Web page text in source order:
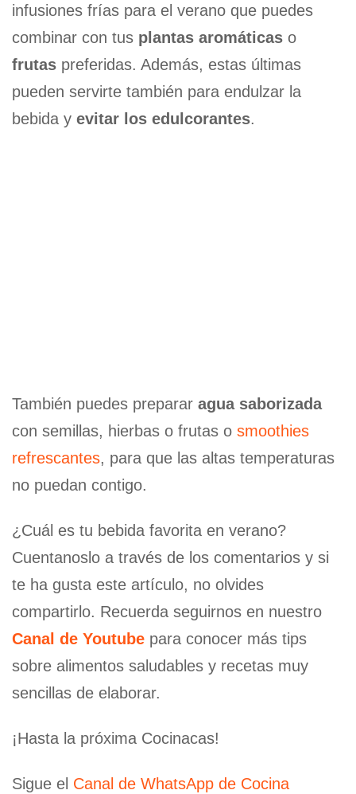
infusiones frías para el verano que puedes
combinar con tus plantas aromáticas o
frutas preferidas. Además, estas últimas
pueden servirte también para endulzar la
bebida y evitar los edulcorantes.
También puedes preparar agua saborizada
con semillas, hierbas o frutas o smoothies
refrescantes, para que las altas temperaturas
no puedan contigo.
¿Cuál es tu bebida favorita en verano?
Cuentanoslo a través de los comentarios y si
te ha gusta este artículo, no olvides
compartirlo. Recuerda seguirnos en nuestro
Canal de Youtube para conocer más tips
sobre alimentos saludables y recetas muy
sencillas de elaborar.
¡Hasta la próxima Cocinacas!
Sigue el Canal de WhatsApp de Cocina